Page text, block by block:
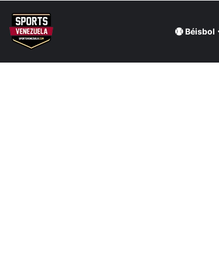
Béisbol
Última hora